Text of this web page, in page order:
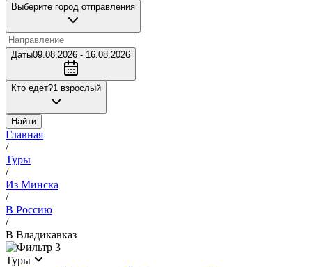
Выберите город отправления
Даты09.08.2026 - 16.08.2026
Кто едет?1 взрослый
Найти
Главная
/
Туры
/
Из Минска
/
В Россию
/
В Владикавказ
3
Туры